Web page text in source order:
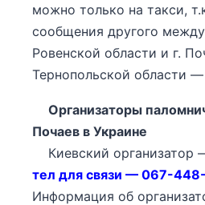
можно только на такси,
сообщения другого
Ровенской области и г.
Тернопольской области —
Организаторы
Почаев в Украине
Киевский организатор
тел для связи — 067-
Информация об